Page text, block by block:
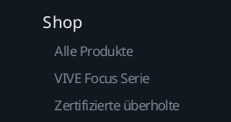
Shop
Alle Produkte
VIVE Focus Serie
Zertifizierte überholte